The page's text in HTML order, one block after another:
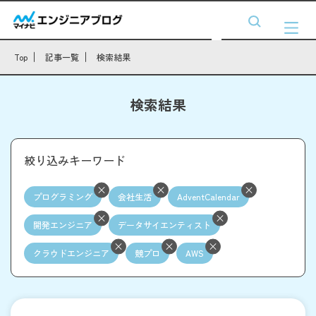
Top 記事一覧 検索結果
検索結果
絞り込みキーワード
プログラミング 会社生活 AdventCalendar
開発エンジニア データサイエンティスト
クラウドエンジニア 競プロ AWS